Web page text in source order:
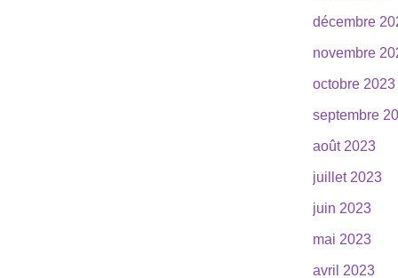
décembre
novembre
octobre 2023
septembre
août 2023
juillet 2023
juin 2023
mai 2023
avril 2023